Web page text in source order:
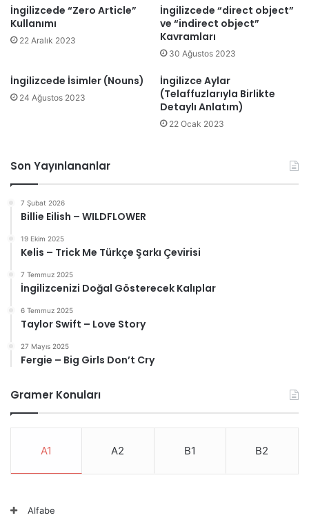
İngilizcede “Zero Article”
Kullanımı
22 Aralık 2023
İngilizcede “direct object”
ve “indirect object”
Kavramları
30 Ağustos 2023
İngilizcede İsimler (Nouns)
24 Ağustos 2023
İngilizce Aylar
(Telaffuzlarıyla Birlikte
Detaylı Anlatım)
22 Ocak 2023
Son Yayınlananlar
7 Şubat 2026
Billie Eilish – WILDFLOWER
19 Ekim 2025
Kelis – Trick Me Türkçe Şarkı Çevirisi
7 Temmuz 2025
İngilizcenizi Doğal Gösterecek Kalıplar
6 Temmuz 2025
Taylor Swift – Love Story
27 Mayıs 2025
Fergie – Big Girls Don’t Cry
Gramer Konuları
A1 A2 B1 B2
Alfabe